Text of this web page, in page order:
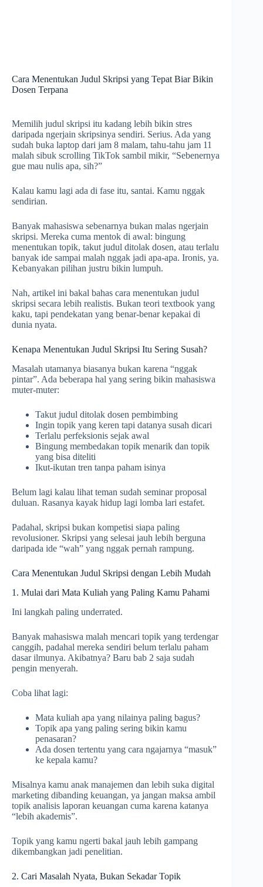
Cara Menentukan Judul Skripsi yang Tepat Biar Bikin
Dosen Terpana
Memilih judul skripsi itu kadang lebih bikin stres
daripada ngerjain skripsinya sendiri. Serius. Ada yang
sudah buka laptop dari jam 8 malam, tahu-tahu jam 11
malah sibuk scrolling TikTok sambil mikir, “Sebenernya
gue mau nulis apa, sih?”
Kalau kamu lagi ada di fase itu, santai. Kamu nggak
sendirian.
Banyak mahasiswa sebenarnya bukan malas ngerjain
skripsi. Mereka cuma mentok di awal: bingung
menentukan topik, takut judul ditolak dosen, atau terlalu
banyak ide sampai malah nggak jadi apa-apa. Ironis, ya.
Kebanyakan pilihan justru bikin lumpuh.
Nah, artikel ini bakal bahas cara menentukan judul
skripsi secara lebih realistis. Bukan teori textbook yang
kaku, tapi pendekatan yang benar-benar kepakai di
dunia nyata.
Kenapa Menentukan Judul Skripsi Itu Sering Susah?
Masalah utamanya biasanya bukan karena “nggak
pintar”. Ada beberapa hal yang sering bikin mahasiswa
muter-muter:
Takut judul ditolak dosen pembimbing
Ingin topik yang keren tapi datanya susah dicari
Terlalu perfeksionis sejak awal
Bingung membedakan topik menarik dan topik
yang bisa diteliti
Ikut-ikutan tren tanpa paham isinya
Belum lagi kalau lihat teman sudah seminar proposal
duluan. Rasanya kayak hidup lagi lomba lari estafet.
Padahal, skripsi bukan kompetisi siapa paling
revolusioner. Skripsi yang selesai jauh lebih berguna
daripada ide “wah” yang nggak pernah rampung.
Cara Menentukan Judul Skripsi dengan Lebih Mudah
1. Mulai dari Mata Kuliah yang Paling Kamu Pahami
Ini langkah paling underrated.
Banyak mahasiswa malah mencari topik yang terdengar
canggih, padahal mereka sendiri belum terlalu paham
dasar ilmunya. Akibatnya? Baru bab 2 saja sudah
pengin menyerah.
Coba lihat lagi:
Mata kuliah apa yang nilainya paling bagus?
Topik apa yang paling sering bikin kamu
penasaran?
Ada dosen tertentu yang cara ngajarnya “masuk”
ke kepala kamu?
Misalnya kamu anak manajemen dan lebih suka digital
marketing dibanding keuangan, ya jangan maksa ambil
topik analisis laporan keuangan cuma karena katanya
“lebih akademis”.
Topik yang kamu ngerti bakal jauh lebih gampang
dikembangkan jadi penelitian.
2. Cari Masalah Nyata, Bukan Sekadar Topik